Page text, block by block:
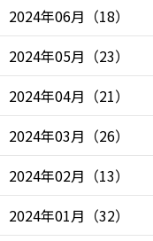
2024年06月 （18）
2024年05月 （23）
2024年04月 （21）
2024年03月 （26）
2024年02月 （13）
2024年01月 （32）